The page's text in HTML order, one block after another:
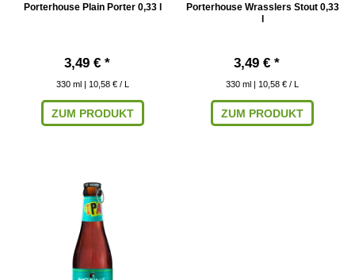
Porterhouse Plain Porter 0,33 l
3,49 € *
330 ml | 10,58 € / L
ZUM PRODUKT
Porterhouse Wrasslers Stout 0,33
l
3,49 € *
330 ml | 10,58 € / L
ZUM PRODUKT